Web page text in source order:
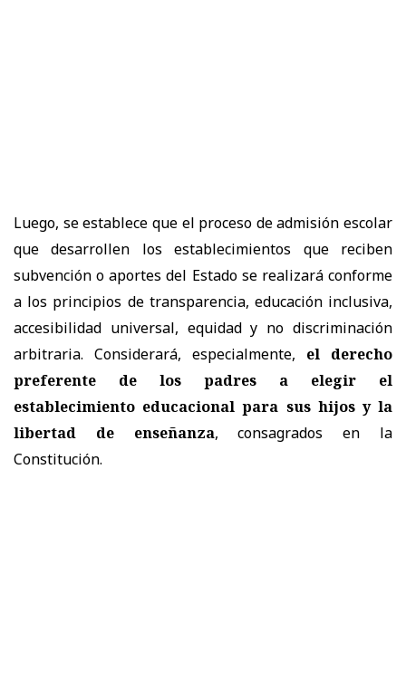
Luego, se establece que el proceso de admisión escolar
que desarrollen los establecimientos que reciben
subvención o aportes del Estado se realizará conforme
a los principios de transparencia, educación inclusiva,
accesibilidad universal, equidad y no discriminación
arbitraria. Considerará, especialmente, el derecho
preferente de los padres a elegir el
establecimiento educacional para sus hijos y la
libertad de enseñanza, consagrados en la
Constitución.